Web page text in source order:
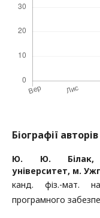
Біографії авторів
Ю. Ю.
університет, м.
канд. фіз.-мат.
програмного